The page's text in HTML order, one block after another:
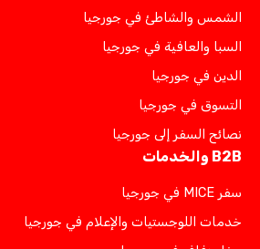
الشمس والشاطئ في جورجيا
السبا والعافية في جورجيا
الدين في جورجيا
التسوق في جورجيا
نصائح السفر إلى جورجيا
B2B والخدمات
سفر MICE في جورجيا
خدمات اللوجستيات والإعلام في جورجيا